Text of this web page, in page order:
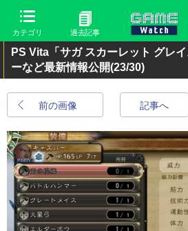
カテゴリ 過去記事
PS Vita「サガ スカーレット グレ
ーなど最新情報公開(23/30)
前の画像 記事へ